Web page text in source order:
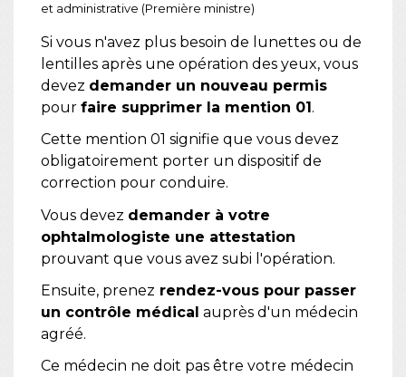
et administrative (Première ministre)
Si vous n'avez plus besoin de lunettes ou de
lentilles après une opération des yeux, vous
devez demander un nouveau permis
pour faire supprimer la mention 01 .
Cette mention 01 signifie que vous devez
obligatoirement porter un dispositif de
correction pour conduire.
Vous devez demander à votre
ophtalmologiste une attestation
prouvant que vous avez subi l'opération.
Ensuite, prenez rendez-vous pour passer
un contrôle médical auprès d'un médecin
agréé.
Ce médecin ne doit pas être votre médecin